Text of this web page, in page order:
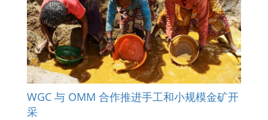
WGC 与 OMM 合作推进手工和小规模金矿开
采